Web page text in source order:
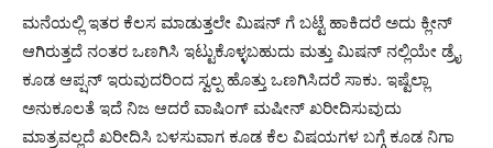
ಮನೆಯಲ್ಲಿ ಇತರ ಕೆಲಸ ಮಾಡುತ್ತಲೇ ಮಿಷನ್ ಗೆ ಬಟ್ಟೆ ಹಾಕಿದರೆ ಅದು ಕ್ಲೀನ್
ಆಗಿರುತ್ತದೆ ನಂತರ ಒಣಗಿಸಿ ಇಟ್ಟುಕೊಳ್ಳಬಹುದು ಮತ್ತು ಮಿಷನ್ ನಲ್ಲಿಯೇ ಡ್ರೈ
ಕೂಡ ಆಪ್ಷನ್ ಇರುವುದರಿಂದ ಸ್ವಲ್ಪ ಹೊತ್ತು ಒಣಗಿಸಿದರೆ ಸಾಕು. ಇಷ್ಟೆಲ್ಲಾ
ಅನುಕೂಲತೆ ಇದೆ ನಿಜ ಆದರೆ ವಾಷಿಂಗ್ ಮಷೀನ್ ಖರೀದಿಸುವುದು
ಮಾತ್ರವಲ್ಲದೆ ಖರೀದಿಸಿ ಬಳಸುವಾಗ ಕೂಡ ಕೆಲ ವಿಷಯಗಳ ಬಗ್ಗೆ ಕೂಡ ನಿಗಾ